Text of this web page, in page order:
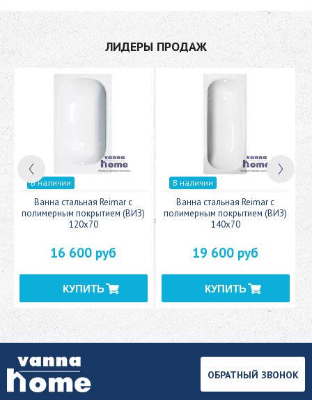
ЛИДЕРЫ ПРОДАЖ
В наличии
Ванна стальная Reimar с
полимерным покрытием (ВИЗ)
120x70
16 600 руб
В наличии
Ванна стальная Reimar с
полимерным покрытием (ВИЗ)
140x70
19 600 руб
ОБРАТНЫЙ ЗВОНОК